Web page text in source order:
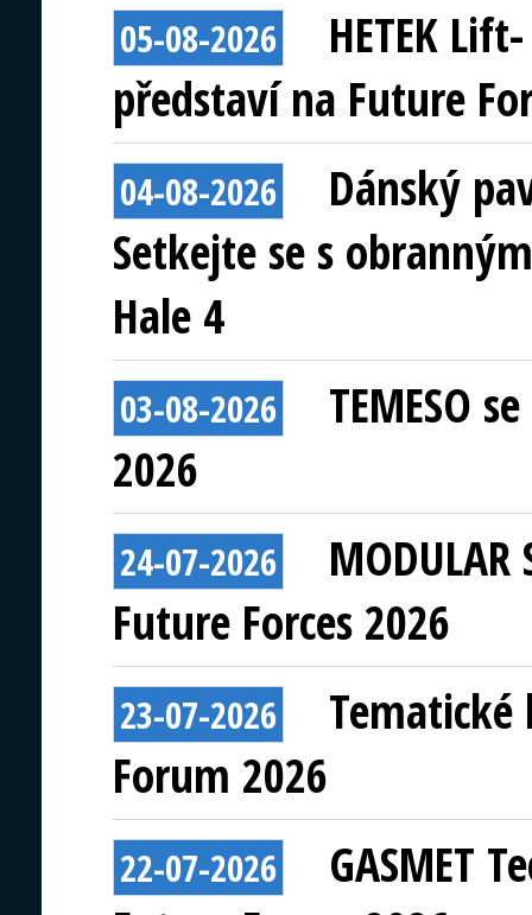
05-08-2026
HETEK
představí na Future
04-08-2026
Dánský
Setkejte se s
Hale 4
03-08-2026
TEMESO
2026
24-07-2026
Future Forces 2026
23-07-2026
Tematické
Forum 2026
22-07-2026
GASMET